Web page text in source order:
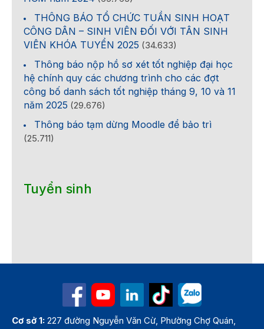
THÔNG BÁO TỔ CHỨC TUẦN SINH HOẠT
CÔNG DÂN – SINH VIÊN ĐỐI VỚI TÂN SINH
VIÊN KHÓA TUYỂN 2025 (34.633)
Thông báo nộp hồ sơ xét tốt nghiệp đại học
hệ chính quy các chương trình cho các đợt
công bố danh sách tốt nghiệp tháng 9, 10 và 11
năm 2025 (29.676)
Thông báo tạm dừng Moodle để bảo trì
(25.711)
Tuyển sinh
Cơ sở 1: 227 đường Nguyễn Văn Cừ, Phường Chợ Quán,